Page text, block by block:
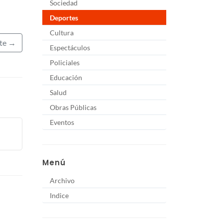
→
Sociedad
Deportes
Cultura
Espectáculos
Policiales
Educación
Salud
Obras Públicas
Eventos
Menú
Archivo
Indice